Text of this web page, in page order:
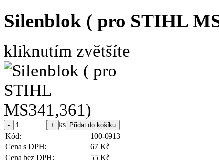
Silenblok ( pro STIHL
kliknutím zvětšíte
ks
Kód:
100-0913
Cena s DPH:
67 Kč
Cena bez DPH:
55 Kč